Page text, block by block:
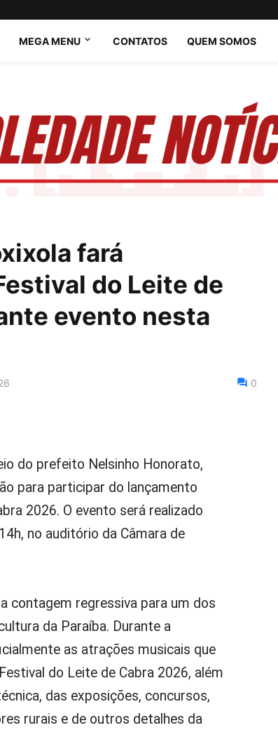
MEGA MENU CONTATOS QUEM SOMOS
fará
do Leite de
evento nesta
0
do prefeito Nelsinho Honorato,
para participar do lançamento
2026. O evento será realizado
no auditório da Câmara de
contagem regressiva para um dos
da Paraíba. Durante a
as atrações musicais que
do Leite de Cabra 2026, além
das exposições, concursos,
rurais e de outros detalhes da